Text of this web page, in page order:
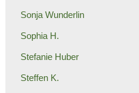
Sonja Wunderlin
Sophia H.
Stefanie Huber
Steffen K.